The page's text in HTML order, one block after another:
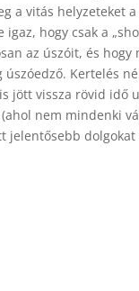
a vitás helyzeteket
hogy csak a
az úszóit, és hogy
úszóedző. Kertelés
jött vissza rövid idő
nem mindenki
jelentősebb